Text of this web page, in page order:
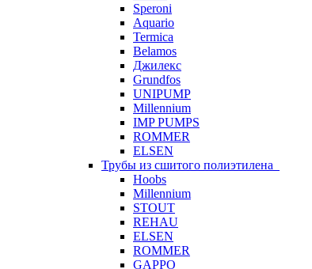
Speroni
Aquario
Termica
Belamos
Джилекс
Grundfos
UNIPUMP
Millennium
IMP PUMPS
ROMMER
ELSEN
Трубы из сшитого полиэтилена
Hoobs
Millennium
STOUT
REHAU
ELSEN
ROMMER
GAPPO